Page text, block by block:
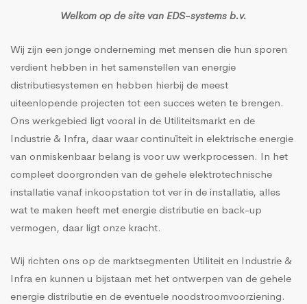
Welkom op de site van EDS-systems b.v.
Wij zijn een jonge onderneming met mensen die hun sporen
verdient hebben in het samenstellen van energie
distributiesystemen en hebben hierbij de meest
uiteenlopende projecten tot een succes weten te brengen.
Ons werkgebied ligt vooral in de Utiliteitsmarkt en de
Industrie & Infra, daar waar continuïteit in elektrische energie
van onmiskenbaar belang is voor uw werkprocessen. In het
compleet doorgronden van de gehele elektrotechnische
installatie vanaf inkoopstation tot ver in de installatie, alles
wat te maken heeft met energie distributie en back-up
vermogen, daar ligt onze kracht.
Wij richten ons op de marktsegmenten Utiliteit en Industrie &
Infra en kunnen u bijstaan met het ontwerpen van de gehele
energie distributie en de eventuele noodstroomvoorziening.